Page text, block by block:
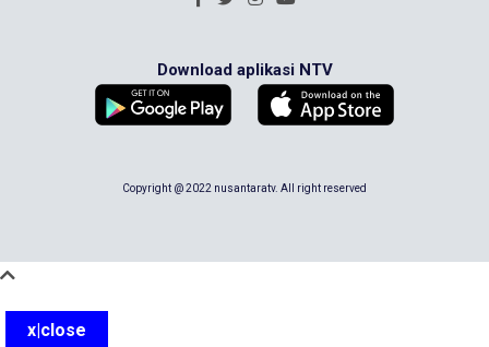
Download aplikasi NTV
Copyright @ 2022 nusantaratv. All right reserved
x|close